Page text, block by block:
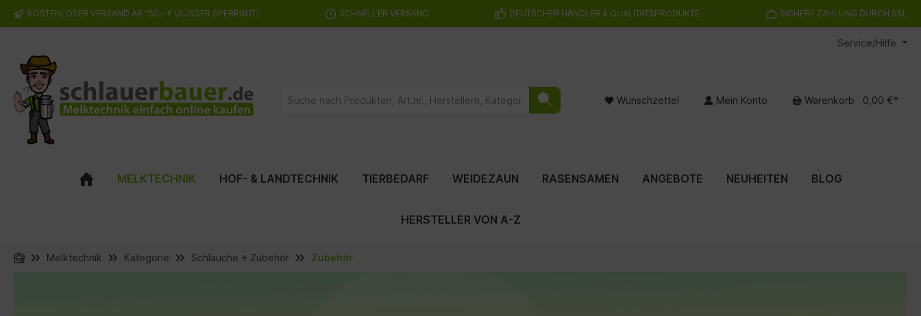
Zur Hauptnavigation springen
KOSTENLOSER VERSAND AB 150,- € (AUSSER SPERRGUT) SCHNELLER VERSAND DEUTSCHER HÄNDLER & QUALITÄTSPRODUKTE SICHERE ZAHLUNG DURCH SSL
Service/Hilfe
Wunschzettel Mein Konto Warenkorb 0,00 €*
MELKTECHNIK HOF- & LANDTECHNIK TIERBEDARF WEIDEZAUN RASENSAMEN ANGEBOTE NEUHEITEN BLOG
HERSTELLER VON A-Z
Melktechnik Kategorie Schläuche + Zubehör Zubehör